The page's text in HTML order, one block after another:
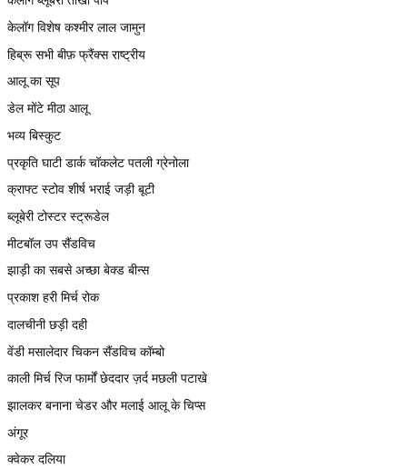
केलॉग विशेष कश्मीर लाल जामुन
हिब्रू सभी बीफ़ फ्रैंक्स राष्ट्रीय
आलू का सूप
डेल मोंटे मीठा आलू
भव्य बिस्कुट
प्रकृति घाटी डार्क चॉकलेट पतली ग्रेनोला
क्राफ्ट स्टोव शीर्ष भराई जड़ी बूटी
ब्लूबेरी टोस्टर स्ट्रूडेल
मीटबॉल उप सैंडविच
झाड़ी का सबसे अच्छा बेक्ड बीन्स
प्रकाश हरी मिर्च रोक
दालचीनी छड़ी दही
वेंडी मसालेदार चिकन सैंडविच कॉम्बो
काली मिर्च रिज फार्मों छेददार ज़र्द मछली पटाखे
झालकर बनाना चेडर और मलाई आलू के चिप्स
अंगूर
क्वेकर दलिया